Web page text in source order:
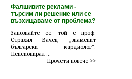
Фалшивите реклами -
търсим ли решение или се
възхищаваме от проблема?
Запознайте се: той е проф.
Страхил Вачев, „знаменит
български кардиолог“.
Пенсионирал ...
Прочети повече >>